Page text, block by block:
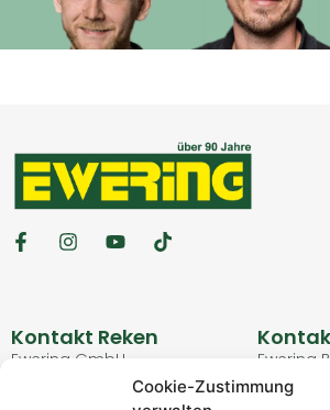
Cookie-Zustimmung
Kontakt Reken
Ewering GmbH
Ewering